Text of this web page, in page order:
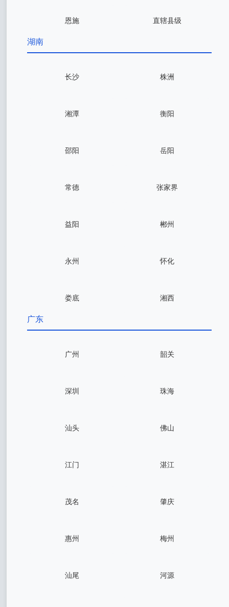
恩施 直辖县级
湖南
长沙 株洲
湘潭 衡阳
邵阳 岳阳
常德 张家界
益阳 郴州
永州 怀化
娄底 湘西
广东
广州 韶关
深圳 珠海
汕头 佛山
江门 湛江
茂名 肇庆
惠州 梅州
汕尾 河源